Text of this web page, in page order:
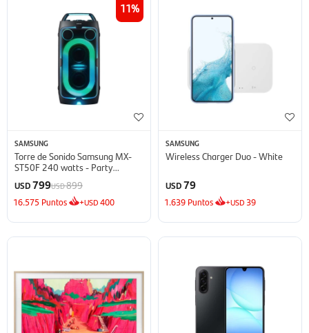
11
SAMSUNG
Torre de Sonido Samsung MX-
ST50F 240 watts - Party
USD799USD899
16.575 Puntos +USD400
SAMSUNG
Wireless Charger Duo - White
USD79
1.639 Puntos +USD 39